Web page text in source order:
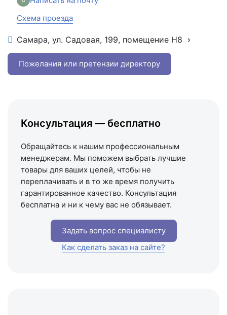
Схема проезда
Самара, ул. Садовая, 199, помещение Н8
+7 (993) 993-77-22
Написать в МАКС
Схема проезда
Пожелания или претензии директору
Консультация — бесплатно
Обращайтесь к нашим профессиональным
менеджерам. Мы поможем выбрать лучшие
товары для ваших целей, чтобы не
переплачивать и в то же время получить
гарантированное качество. Консультация
бесплатна и ни к чему вас не обязывает.
Задать вопрос специалисту
Как сделать заказ на сайте?